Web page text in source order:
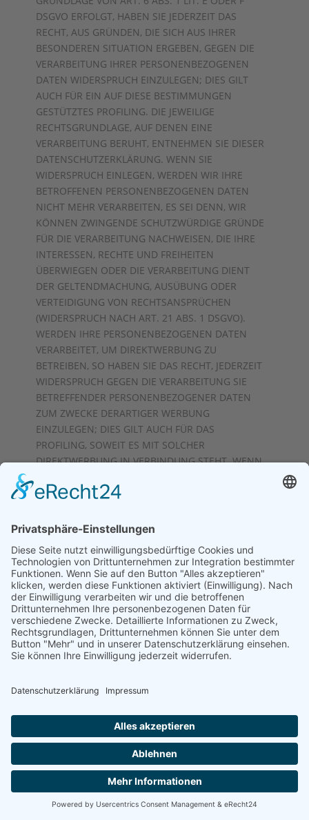
DSGVO ERFOLGT, HABEN SIE JEDERZEIT DAS
RECHT, AUS GRÜNDEN, DIE SICH AUS IHRER
BESONDEREN SITUATION ERGEBEN, GEGEN DIE
VERARBEITUNG IHRER PERSONENBEZOGENEN
DATEN WIDERSPRUCH EINZULEGEN; DIES GILT
AUCH FÜR EIN AUF DIESE BESTIMMUNGEN
GESTÜTZTES PROFILING. DIE JEWEILIGE
RECHTSGRUNDLAGE, AUF DENEN EINE
VERARBEITUNG BERUHT, ENTNEHMEN SIE DIESER
DATENSCHUTZERKLÄRUNG. WENN SIE
WIDERSPRUCH EINLEGEN, WERDEN WIR IHRE
BETROFFENEN PERSONENBEZOGENEN DATEN
NICHT MEHR VERARBEITEN, ES SEI DENN, WIR
KÖNNEN ZWINGENDE SCHUTZWÜRDIGE GRÜNDE
FÜR DIE VERARBEITUNG NACHWEISEN, DIE IHRE
INTERESSEN, RECHTE UND FREIHEITEN
ÜBERWIEGEN ODER DIE VERARBEITUNG DIENT
DER GELTENDMACHUNG, AUSÜBUNG ODER
VERTEIDIGUNG VON RECHTSANSPRÜCHEN
(WIDERSPRUCH NACH ART. 21 ABS. 1 DSGVO).
WERDEN IHRE PERSONENBEZOGENEN DATEN
VERARBEITET, UM DIREKTWERBUNG ZU
BETREIBEN, SO HABEN SIE DAS RECHT, JEDERZEIT
WIDERSPRUCH GEGEN DIE VERARBEITUNG SIE
BETREFFENDER PERSONENBEZOGENER DATEN
ZUM ZWECKE DERARTIGER WERBUNG
EINZULEGEN; DIES GILT AUCH FÜR DAS
PROFILING, SOWEIT ES MIT SOLCHER
DIREKTWERBUNG IN VERBINDUNG STEHT. WENN
PERSONENBEZOGENEN DATEN ANSCHLIESSEND
VERWENDET (WIDERSPRUCH NACH ART. 21 ABS. 2
DSGVO).
Beschwerde­recht bei der
zuständigen Aufsichts­behörde
Im Falle von Verstößen gegen die DSGVO steht
den Betroffenen ein Beschwerderecht bei einer
Aufsichtsbehörde, insbesondere in dem
Mitgliedstaat ihres gewöhnlichen Aufenthalts,
ihres Arbeitsplatzes oder des Orts des
Beschwerderecht besteht unbeschadet
gerichtlicher Rechtsbehelfe.
Recht auf Daten­übertrag­barkeit
Sie haben das Recht, Daten, die wir auf
Grundlage Ihrer Einwilligung oder in Erfüllung
eines Vertrags automatisiert verarbeiten, an sich